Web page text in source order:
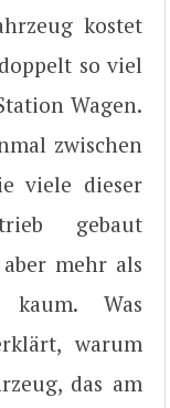
kostet
so viel
Wagen.
zwischen
viele dieser
gebaut
mehr als
Was
warum
das am